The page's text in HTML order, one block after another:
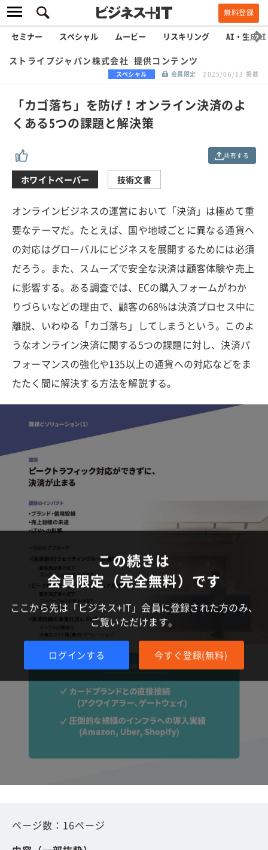
無料登録
セミナー スペシャル ムービー リスキリング AI・生成AI
ストライプジャパン株式会社 提供コンテンツ
スペシャル 会員限定 2025/06/13 掲載
「カゴ落ち」を防げ！オンライン決済のよ
くある5つの課題と解決策
共有する
ホワイトペーパー 技術文書
オンラインビジネスの運営において「決済」は極めて重
要なテーマだ。たとえば、国や地域ごとに異なる通貨へ
の対応はグローバルにビジネスを展開するためには必須
だろう。また、スムーズで安全な決済は顧客体験や売上
に影響する。ある調査では、ECの購入フォームがわか
りづらいなどの理由で、顧客の68%は決済プロセス中に
離脱、いわゆる「カゴ落ち」してしまうという。このよ
うなオンライン決済に関する5つの課題に対し、決済パ
フォーマンスの強化や135以上の通貨への対応などをま
たたく間に解決する方法を解説する。
この続きは
会員限定（完全無料）です
ここから先は「ビジネス+IT」会員に登録された方のみ、
ご覧いただけます。
ログインする 今すぐ登録(無料)
ページ数：16ページ